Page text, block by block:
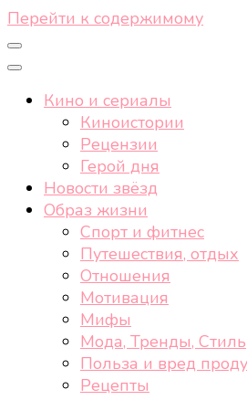
Перейти к содержимому
Кино и сериалы
Киноистории
Рецензии
Герой дня
Новости звёзд
Образ жизни
Спорт и фитнес
Путешествия, отдых
Отношения
Мотивация
Мифы
Мода, Тренды, Стиль
Польза и вред
Рецепты